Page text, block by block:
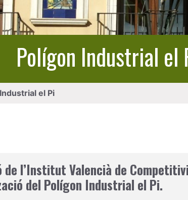
Polígon Industrial el
el Pi
de l’Institut Valencià de
del Polígon Industrial el Pi.